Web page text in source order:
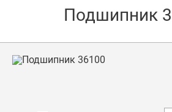
ОптовикамПодшипник